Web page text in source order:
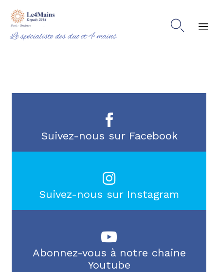
Le spécialiste des duo et 4 mains

Suivez-nous sur Facebook
Suivez-nous sur Instagram
Abonnez-vous à notre chaine
Youtube